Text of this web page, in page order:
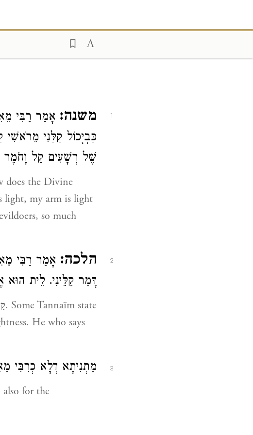
1 משנה: אָמַר רַבִּי
כַּבְיָכוֹל קַלַּנִי
שֶׁל רְשָׁעִים קַל וָחֹמֶר
does the Divine
light, my arm is light
so much
2 הלכה: אָמַר רַבִּי
דָּמַר קַלֵּינִי. לֵית
3 מַתְנִיתָא דְלָא כְרִבִּי
also for the